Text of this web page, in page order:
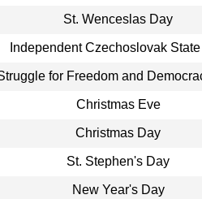
St. Wenceslas Day
Independent Czechoslovak
for Freedom and
Christmas Eve
Christmas Day
St. Stephen's Day
New Year's Day